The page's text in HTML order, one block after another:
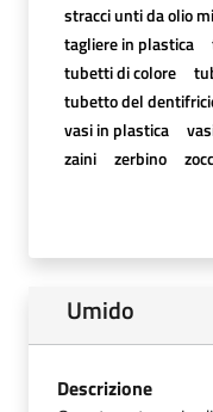
stracci unti da olio
tagliere in plastica
tubetti di colore
tubetto del
vasi in plastica
zaini
zerbino
Umido
Descrizione